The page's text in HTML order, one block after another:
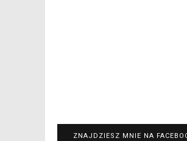
ZNAJDZIESZ MNIE NA